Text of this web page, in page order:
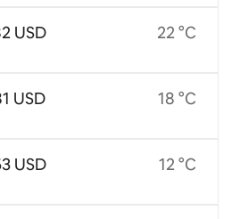
USD
USD
USD
22 °C
18 °C
12 °C